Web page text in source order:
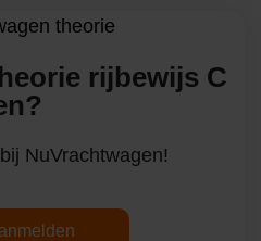
rijbewijs C
NuVrachtwagen!